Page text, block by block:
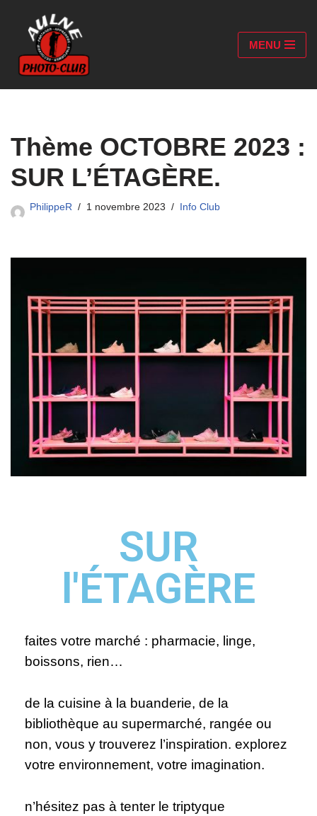
Aller
au
contenu
MENU
Thème OCTOBRE 2023 :
SUR L’ÉTAGÈRE.
PhilippeR 1 novembre 2023 Info Club
SUR
l'ÉTAGÈRE
faites votre marché : pharmacie, linge,
boissons, rien…
de la cuisine à la buanderie, de la
bibliothèque au supermarché, rangée ou
non, vous y trouverez l’inspiration. explorez
votre environnement, votre imagination.
n’hésitez pas à tenter le triptyque